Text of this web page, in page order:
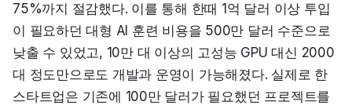
75%까지 절감했다. 이를 통해 한때 1억 달러 이상 투입
이 필요하던 대형 AI 훈련 비용을 500만 달러 수준으로
낮출 수 있었고, 10만 대 이상의 고성능 GPU 대신 2000
대 정도만으로도 개발과 운영이 가능해졌다. 실제로 한
스타트업은 기존에 100만 달러가 필요했던 프로젝트를